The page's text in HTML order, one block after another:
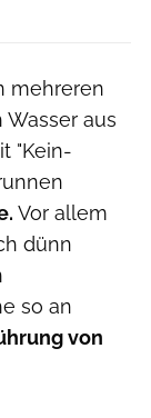
mehreren
aus
"Kein-
Vor allem
dünn
so an
von